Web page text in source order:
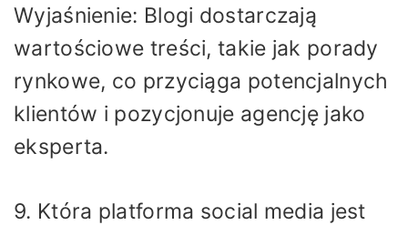
Wyjaśnienie: Blogi dostarczają
wartościowe treści, takie jak porady
rynkowe, co przyciąga potencjalnych
klientów i pozycjonuje agencję jako
eksperta.
9. Która platforma social media jest